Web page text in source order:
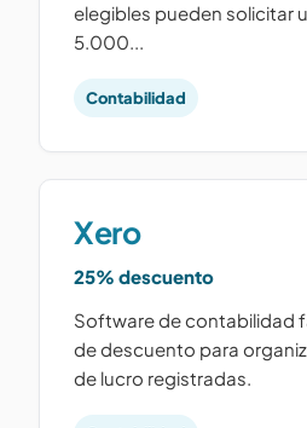
elegibles pueden solicitar
5.000...
Contabilidad
Xero
25% descuento
Software de contabilidad
de descuento para
de lucro registradas.